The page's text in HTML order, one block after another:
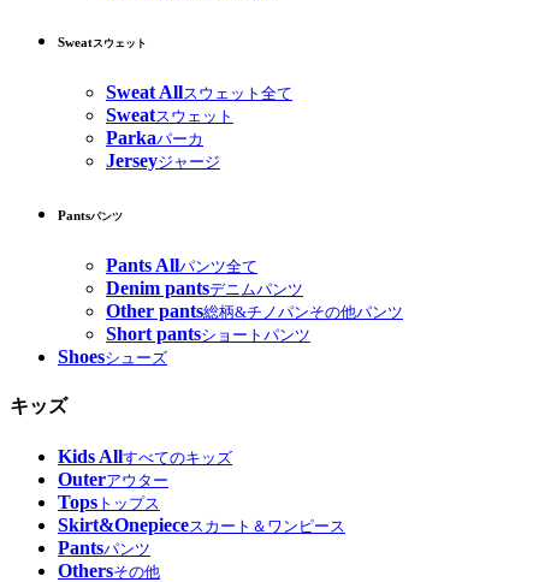
Sweatスウェット
Sweat Allスウェット全て
Sweatスウェット
Parkaパーカ
Jerseyジャージ
Pantsパンツ
Pants Allパンツ全て
Denim pantsデニムパンツ
Other pants総柄&チノパンその他パンツ
Short pantsショートパンツ
Shoesシューズ
キッズ
Kids Allすべてのキッズ
Outerアウター
Tops トップス
Skirt&Onepieceスカート＆ワンピース
Pantsパンツ
Othersその他